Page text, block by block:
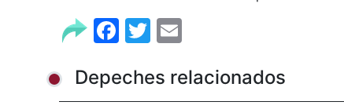
Facebook
Twitter
Depeches relacionados